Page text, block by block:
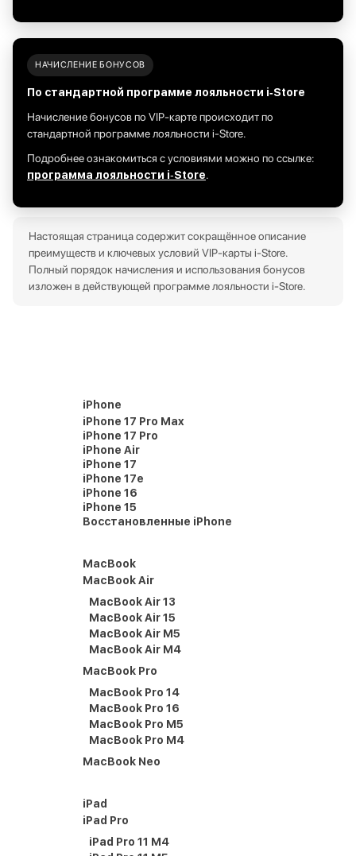
НАЧИСЛЕНИЕ БОНУСОВ
По стандартной программе лояльности i‑Store
Начисление бонусов по VIP‑карте происходит по
стандартной программе лояльности i‑Store.
Подробнее ознакомиться с условиями можно по ссылке:
программа лояльности i‑Store.
Настоящая страница содержит сокращённое описание
преимуществ и ключевых условий VIP‑карты i‑Store.
Полный порядок начисления и использования бонусов
изложен в действующей программе лояльности i‑Store.
iPhone
iPhone 17 Pro Max
iPhone 17 Pro
iPhone Air
iPhone 17
iPhone 17e
iPhone 16
iPhone 15
Восстановленные iPhone
MacBook
MacBook Air
MacBook Air 13
MacBook Air 15
MacBook Air M5
MacBook Air M4
MacBook Pro
MacBook Pro 14
MacBook Pro 16
MacBook Pro M5
MacBook Pro M4
MacBook Neo
iPad
iPad Pro
iPad Pro 11 M4